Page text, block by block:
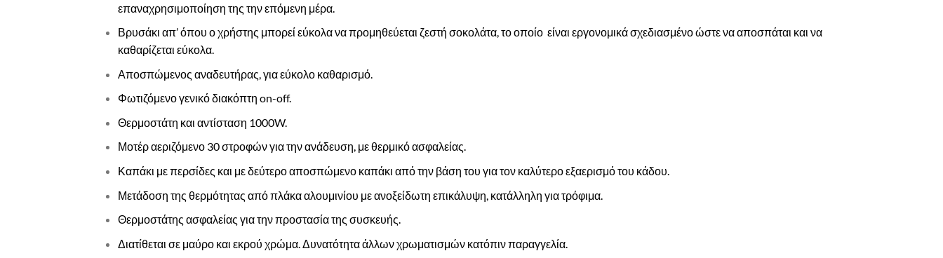
επαναχρησιμοποίηση της την επόμενη μέρα.
Βρυσάκι απ’ όπου ο χρήστης μπορεί εύκολα να προμηθεύεται ζεστή σοκολάτα, το οποίο είναι εργονομικά σχεδιασμένο ώστε να αποσπάται και να
καθαρίζεται εύκολα.
Αποσπώμενος αναδευτήρας, για εύκολο καθαρισμό.
Φωτιζόμενο γενικό διακόπτη on-off.
Θερμοστάτη και αντίσταση 1000W.
Μοτέρ αεριζόμενο 30 στροφών για την ανάδευση, με θερμικό ασφαλείας.
Καπάκι με περσίδες και με δεύτερο αποσπώμενο καπάκι από την βάση του για τον καλύτερο εξαερισμό του κάδου.
Μετάδοση της θερμότητας από πλάκα αλουμινίου με ανοξείδωτη επικάλυψη, κατάλληλη για τρόφιμα.
Θερμοστάτης ασφαλείας για την προστασία της συσκευής.
Διατίθεται σε μαύρο και εκρού χρώμα. Δυνατότητα άλλων χρωματισμών κατόπιν παραγγελία.